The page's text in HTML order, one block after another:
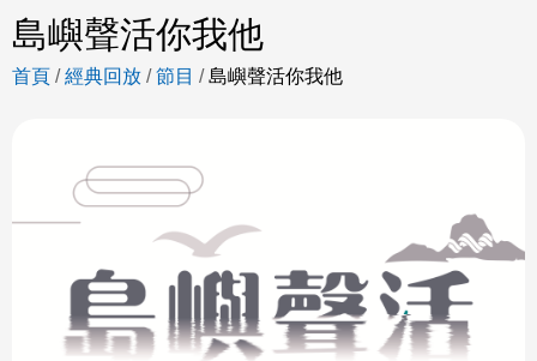
島嶼聲活你我他
首頁 /經典回放 /節目 /島嶼聲活你我他